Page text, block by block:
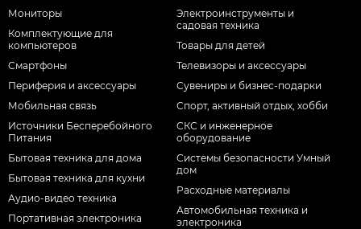
Мониторы
Комплектующие для
компьютеров
Смартфоны
Периферия и аксессуары
Мобильная связь
Источники Бесперебойного
Питания
Бытовая техника для дома
Бытовая техника для кухни
Аудио-видео техника
Портативная электроника
Электроинструменты и
садовая техника
Товары для детей
Телевизоры и аксессуары
Сувениры и бизнес-подарки
Спорт, активный отдых, хобби
СКС и инженерное
оборудование
Системы безопасности Умный
дом
Расходные материалы
Автомобильная техника и
электроника